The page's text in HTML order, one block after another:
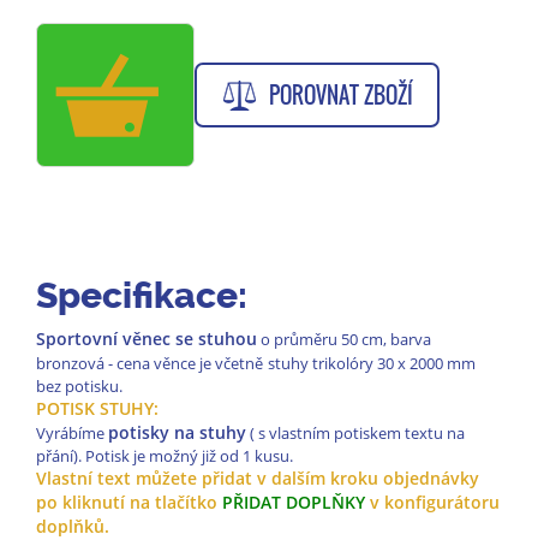
POROVNAT ZBOŽÍ
Specifikace:
Sportovní věnec se stuhou o průměru 50 cm, barva
bronzová - cena věnce je včetně stuhy trikolóry 30 x 2000 mm
bez potisku.
POTISK STUHY:
Vyrábíme potisky na stuhy( s vlastním potiskem textu na
přání). Potisk je možný již od 1 kusu.
Vlastní text můžete přidat v dalším kroku objednávky
po kliknutí na tlačítko PŘIDAT DOPLŇKY v konfigurátoru
doplňků.